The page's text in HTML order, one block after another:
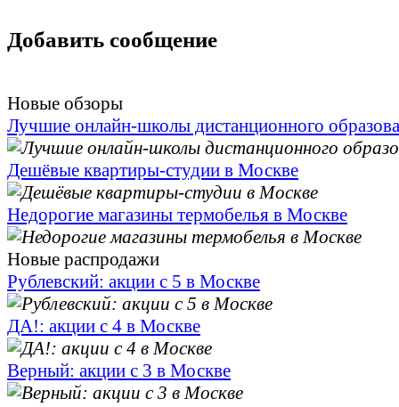
Добавить сообщение
Новые обзоры
Лучшие онлайн-школы дистанционного
Дешёвые квартиры-студии в Москве
Недорогие магазины термобелья в Москве
Новые распродажи
Рублевский: акции с 5 в Москве
ДА!: акции с 4 в Москве
Верный: акции с 3 в Москве